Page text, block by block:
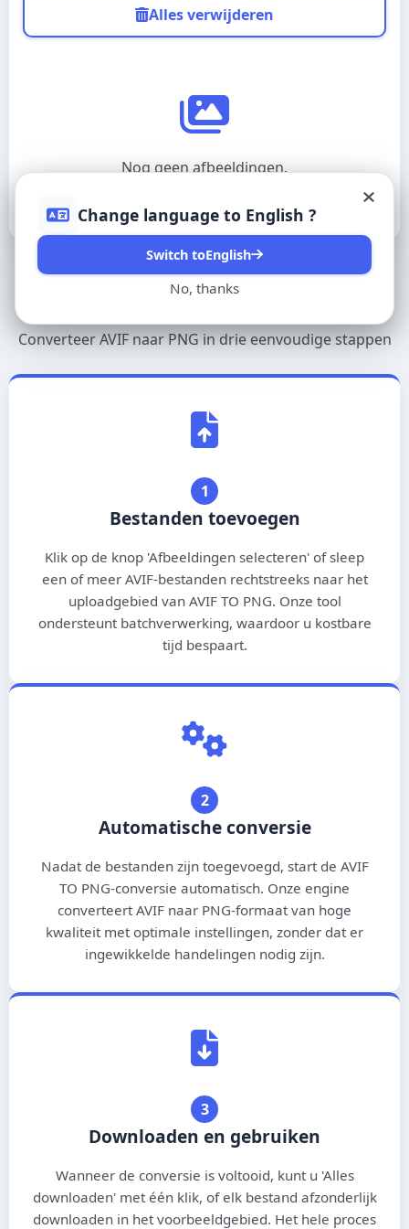
Türkçe
Tiếng Việt
Filipino
فارسی
Oʻzbekcha
မြန်မာ
नेपाली
اردو
தமிழ்
ગુજરાતી
Change language to English ?
Switch toEnglish
No, thanks
Alles verwijderen
Nog geen afbeeldingen.
Hoe gebruik je AVIF TO PNG?
Converteer AVIF naar PNG in drie eenvoudige stappen
1
Bestanden toevoegen
Klik op de knop 'Afbeeldingen selecteren' of sleep
een of meer AVIF-bestanden rechtstreeks naar het
uploadgebied van AVIF TO PNG. Onze tool
ondersteunt batchverwerking, waardoor u kostbare
tijd bespaart.
2
Automatische conversie
Nadat de bestanden zijn toegevoegd, start de AVIF
TO PNG-conversie automatisch. Onze engine
converteert AVIF naar PNG-formaat van hoge
kwaliteit met optimale instellingen, zonder dat er
ingewikkelde handelingen nodig zijn.
3
Downloaden en gebruiken
Wanneer de conversie is voltooid, kunt u 'Alles
downloaden' met één klik, of elk bestand afzonderlijk
downloaden in het voorbeeldgebied. Het hele proces